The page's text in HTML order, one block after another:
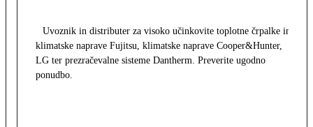
Uvoznik in distributer za visoko učinkovite toplotne črpalke in
klimatske naprave Fujitsu, klimatske naprave Cooper&Hunter,
LG ter prezračevalne sisteme Dantherm. Preverite ugodno
ponudbo.